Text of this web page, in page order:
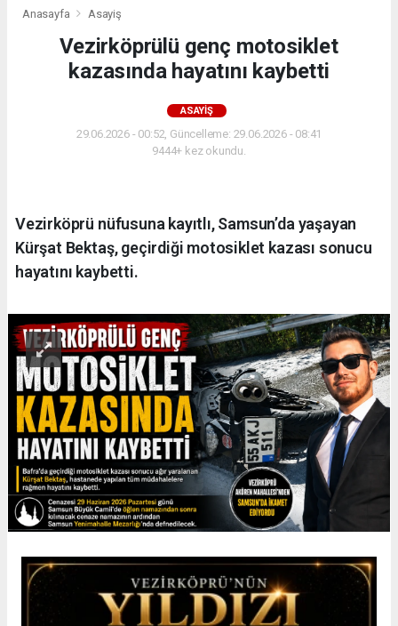
Anasayfa Asayiş
Vezirköprülü genç motosiklet
kazasında hayatını kaybetti
ASAYIŞ
29.06.2026 - 00:52, Güncelleme: 29.06.2026 - 08:41
9444+ kez okundu.
Vezirköprü nüfusuna kayıtlı, Samsun’da yaşayan
Kürşat Bektaş, geçirdiği motosiklet kazası sonucu
hayatını kaybetti.